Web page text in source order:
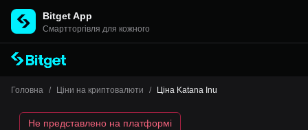
Bitget App
Cмартторгівля для кожного
Головна / Ціни на криптовалюти / Ціна Katana Inu
Не представлено на платформі